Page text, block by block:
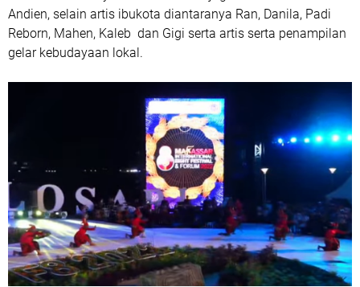
Andien, selain artis ibukota diantaranya Ran, Danila, Padi
Reborn, Mahen, Kaleb dan Gigi serta artis serta penampilan
gelar kebudayaan lokal.